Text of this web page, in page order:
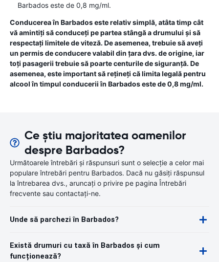
Barbados este de 0,8 mg/ml.
Conducerea în Barbados este relativ simplă, atâta timp cât
vă amintiți să conduceți pe partea stângă a drumului și să
respectați limitele de viteză. De asemenea, trebuie să aveți
un permis de conducere valabil din țara dvs. de origine, iar
toți pasagerii trebuie să poarte centurile de siguranță. De
asemenea, este important să rețineți că limita legală pentru
alcool în timpul conducerii în Barbados este de 0,8 mg/ml.
Ce știu majoritatea oamenilor
despre Barbados?
Următoarele întrebări și răspunsuri sunt o selecție a celor mai
populare întrebări pentru Barbados. Dacă nu găsiți răspunsul
la întrebarea dvs., aruncați o privire pe pagina Întrebări
frecvente sau contactați-ne.
Unde să parchezi în Barbados?
Există drumuri cu taxă în Barbados și cum
funcționează?